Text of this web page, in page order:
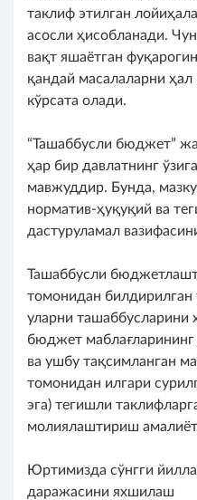
таклиф этилган
асосли ҳисобланади.
вақт яшаётган
қандай масалаларни
кўрсата олади.
“Ташаббусли бюджет”
ҳар бир давлатнинг
мавжуддир. Бунда,
норматив-ҳуқуқий ва
дастуруламал
Ташаббусли
томонидан билдирилган
уларни ташаббусларини
бюджет
ва ушбу тақсимланган
томонидан илгари
эга) тегишли
молиялаштириш
Юртимизда сўнгги
даражасини яхшилаш